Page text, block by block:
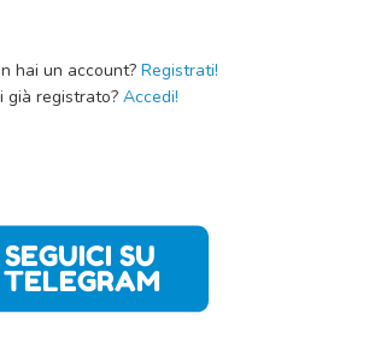
hai un account? Registrati!
già registrato? Accedi!